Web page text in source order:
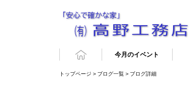
今月のイベント
トップページ > ブログ一覧 > ブログ詳細